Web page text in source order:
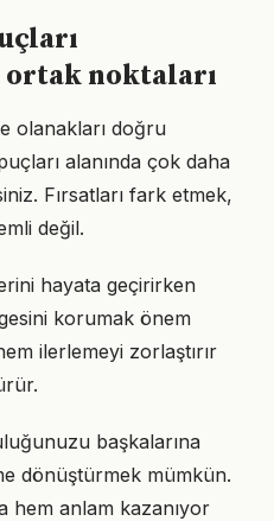
ortak noktaları
olanakları doğru
alanında çok daha
Fırsatları fark etmek,
değil.
hayata geçirirken
korumak önem
ilerlemeyi zorlaştırır
başkalarına
dönüştürmek mümkün.
hem anlam kazanıyor